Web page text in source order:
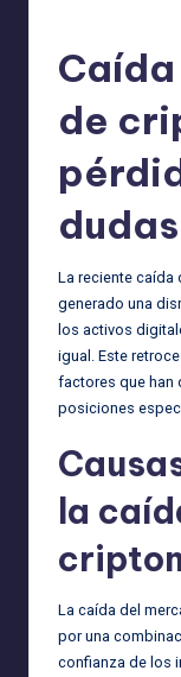
de
dudas
La reciente caída
generado una
los activos
igual. Este
factores que han
posiciones
la
La caída del
por una
confianza de los